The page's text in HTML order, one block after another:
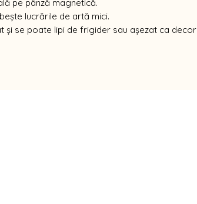
pe pânză magnetică.
lucrările de artă mici.
și se poate lipi de frigider sau așezat ca decor